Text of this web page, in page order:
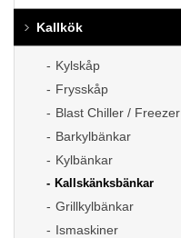
Kallkök
Kylskåp
Frysskåp
Blast Chiller / Freezer
Barkylbänkar
Kylbänkar
Kallskänksbänkar
Grillkylbänkar
Ismaskiner